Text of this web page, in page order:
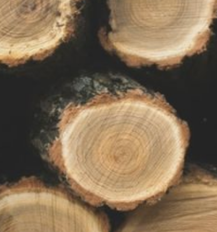
тысячи кубометров
пиломатериалов.
В результате противоправных
действий гражданина
государство понесло убытки
в размере более 22
миллионов рублей.
Сотрудники транспортной
прокуратуры обратились
в суд с исками о взыскании
Суд удовлетворил требования
госоргана. Ответчик с таким
решением не согласился
и пытался обжаловать
в судах вышестоящих
инстанций. Но в итоге
решение оставили
без изменений. Гражданин
компенсировал ущерб
Российской Федерации
в полном размере.
Нарушителю вынесен
приговор Центральным
районным судом Хабаровска